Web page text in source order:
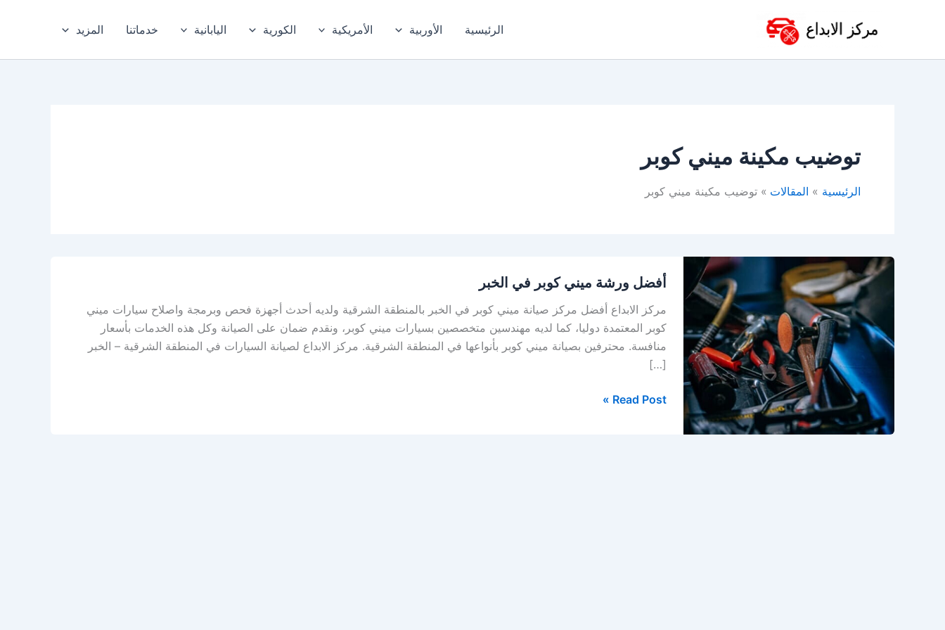
الرئيسية الأوربية الأمريكية الكورية اليابانية خدماتنا المزيد
توضيب مكينة ميني كوبر
الرئيسية المقالات توضيب مكينة ميني كوبر
أفضل ورشة ميني كوبر في الخبر
مركز الابداع أفضل مركز صيانة ميني كوبر في الخبر بالمنطقة الشرقية ولديه أحدث أجهزة فحص وبرمجة واصلاح سيارات ميني
كوبر المعتمدة دوليا، كما لديه مهندسين متخصصين بسيارات ميني كوبر، ونقدم ضمان على الصيانة وكل هذه الخدمات بأسعار
منافسة. محترفين بصيانة ميني كوبر بأنواعها في المنطقة الشرقية. مركز الابداع لصيانة السيارات في المنطقة الشرقية – الخبر
[…]
ورشة
كوبر
في
Read Post »